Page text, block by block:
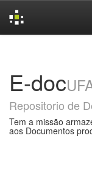
E-doc
Repositorio de
Tem a missão
aos Documentos